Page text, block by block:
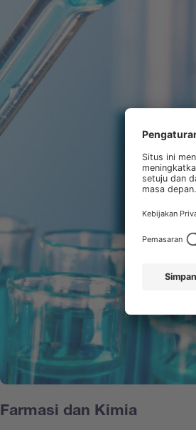
Farmasi dan Kimia